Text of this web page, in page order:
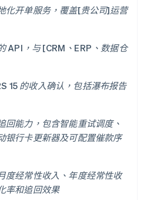
化开单服务，覆盖[贵公司]运营
API，与 [CRM、ERP、数据仓
15 的收入确认，包括瀑布报告
回能力，包含智能重试调度、
银行卡更新器及可配置催款序
度经常性收入、年度经常性收
率和追回效果